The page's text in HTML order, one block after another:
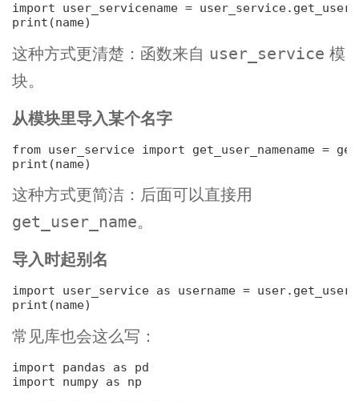
import user_servicename =
print(name)
这种方式更清楚：函数来自 user_service 模
块。
从模块里导入某个名字
from user_service import get_user_namename =
print(name)
这种方式更简洁：后面可以直接用
get_user_name。
导入时起别名
import user_service as username =
print(name)
常见库也会这么写：
import pandas as pd
import numpy as np